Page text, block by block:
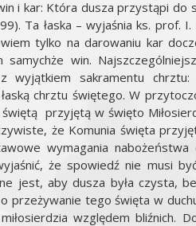
i kar: Która dusza przystąpi do
Ta łaska – wyjaśnia ks. prof.
tylko na darowaniu kar
samychże win.
wyjątkiem sakramentu
chrztu świętego. W
przyjętą w święto
że Komunia święta
wymagania
że spowiedź nie musi
jest, aby dusza była czysta,
przeżywanie tego święta w
względem bliźnich.